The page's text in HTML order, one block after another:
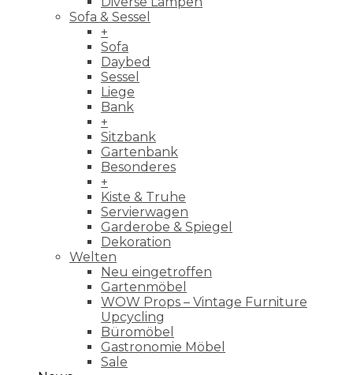
Sofa & Sessel
+
Sofa
Daybed
Sessel
Liege
Bank
+
Sitzbank
Gartenbank
Besonderes
+
Kiste & Truhe
Servierwagen
Garderobe & Spiegel
Dekoration
Welten
Neu eingetroffen
Gartenmöbel
WOW Props – Vintage Furniture
Upcycling
Büromöbel
Gastronomie Möbel
Sale